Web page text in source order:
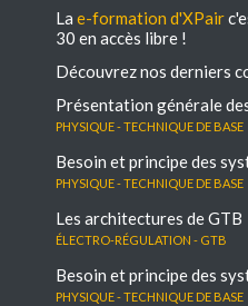
La e-formation d'XPair
30 en accès libre !
Découvrez nos derniers
Présentation générale
Physique - Technique de base
Besoin et principe des
Physique - Technique de base
Les architectures de GTB
électro-régulation - GTB
Besoin et principe des
Physique - Technique de base